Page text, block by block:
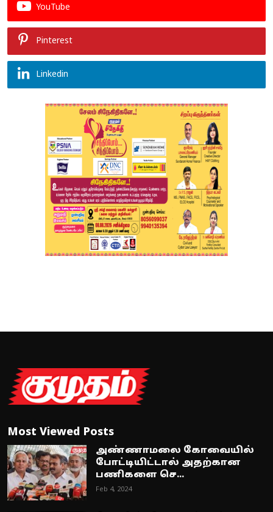
YouTube
Pinterest
Linkedin
Most Viewed Posts
அண்ணாமலை கோவையில்
போட்டியிட்டால் அதற்கான
பணிகளை செ...
Feb 4, 2024